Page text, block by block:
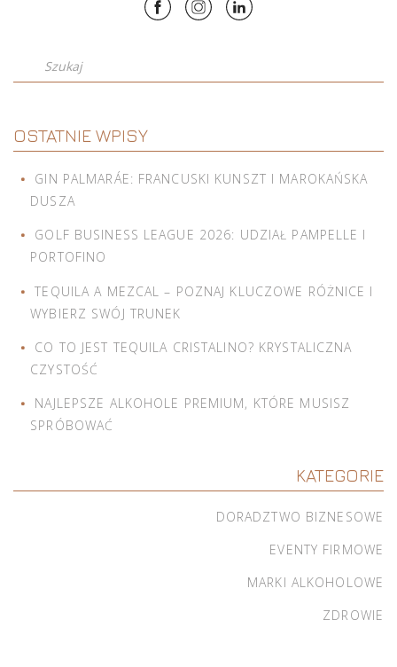
Szukaj
OSTATNIE WPISY
GIN PALMARÁE: FRANCUSKI KUNSZT I MAROKAŃSKA
DUSZA
GOLF BUSINESS LEAGUE 2026: UDZIAŁ PAMPELLE I
PORTOFINO
TEQUILA A MEZCAL – POZNAJ KLUCZOWE RÓŻNICE I
WYBIERZ SWÓJ TRUNEK
CO TO JEST TEQUILA CRISTALINO? KRYSTALICZNA
CZYSTOŚĆ
NAJLEPSZE ALKOHOLE PREMIUM, KTÓRE MUSISZ
SPRÓBOWAĆ
KATEGORIE
DORADZTWO BIZNESOWE
EVENTY FIRMOWE
MARKI ALKOHOLOWE
ZDROWIE